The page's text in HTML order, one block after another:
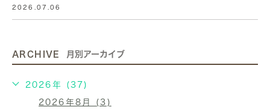
2026.07.06
ARCHIVE 月別アーカイブ
2026年 (37)
2026年8月 (3)